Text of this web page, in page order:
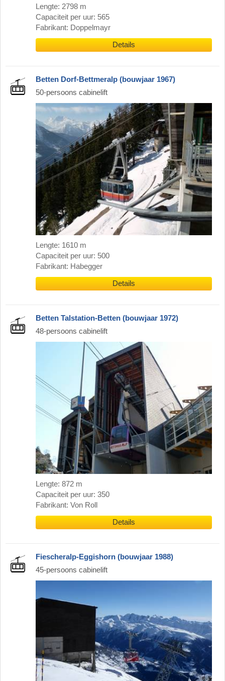
Lengte: 2798 m
Capaciteit per uur: 565
Fabrikant: Doppelmayr
Details
Betten Dorf-Bettmeralp (bouwjaar 1967)
50-persoons cabinelift
Lengte: 1610 m
Capaciteit per uur: 500
Fabrikant: Habegger
Details
Betten Talstation-Betten (bouwjaar 1972)
48-persoons cabinelift
Lengte: 872 m
Capaciteit per uur: 350
Fabrikant: Von Roll
Details
Fiescheralp-Eggishorn (bouwjaar 1988)
45-persoons cabinelift